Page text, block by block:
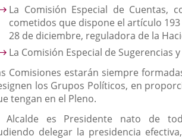
La Comisión Especial de Cuentas,
cometidos que dispone el artículo 193
28 de diciembre, reguladora de la
La Comisión Especial de Sugerencias
Comisiones estarán siempre
los Grupos Políticos, en
tengan en el Pleno.
Alcalde es Presidente nato de
delegar la presidencia